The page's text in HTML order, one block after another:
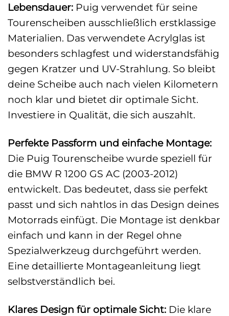
Lebensdauer: Puig verwendet für seine
Tourenscheiben ausschließlich erstklassige
Materialien. Das verwendete Acrylglas ist
besonders schlagfest und widerstandsfähig
gegen Kratzer und UV-Strahlung. So bleibt
deine Scheibe auch nach vielen Kilometern
noch klar und bietet dir optimale Sicht.
Investiere in Qualität, die sich auszahlt.
Perfekte Passform und einfache Montage:
Die Puig Tourenscheibe wurde speziell für
die BMW R 1200 GS AC (2003-2012)
entwickelt. Das bedeutet, dass sie perfekt
passt und sich nahtlos in das Design deines
Motorrads einfügt. Die Montage ist denkbar
einfach und kann in der Regel ohne
Spezialwerkzeug durchgeführt werden.
Eine detaillierte Montageanleitung liegt
selbstverständlich bei.
Klares Design für optimale Sicht: Die klare